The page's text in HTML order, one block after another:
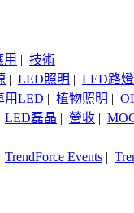
用 | 技術
| LED照明 | LED路燈
用LED | 植物照明 |
LED磊晶 | 營收 |
TrendForce Events |